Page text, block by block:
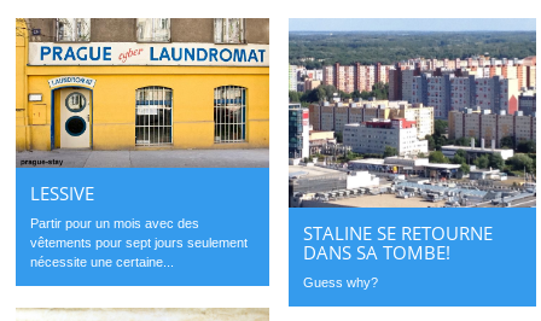
LESSIVE
Partir pour un mois avec des
vêtements pour sept jours seulement
nécessite une certaine...
STALINE SE RETOURNE
DANS SA TOMBE!
Guess why?